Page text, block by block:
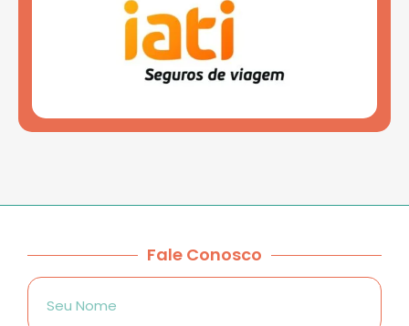
Fale Conosco